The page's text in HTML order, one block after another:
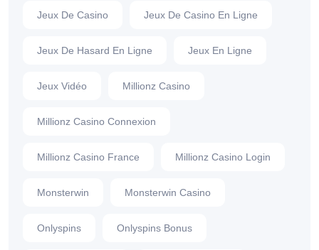
Jeux De Casino Jeux De Casino En Ligne
Jeux De Hasard En Ligne Jeux En Ligne
Jeux Vidéo Millionz Casino
Millionz Casino Connexion
Millionz Casino France Millionz Casino Login
Monsterwin Monsterwin Casino
Onlyspins Onlyspins Bonus